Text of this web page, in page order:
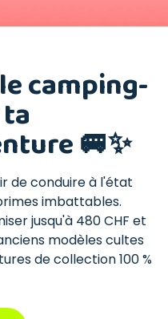
camping-
🚐✨
de conduire à l'état
imbattables.
jusqu'à 480 CHF et
modèles cultes
de collection 100 %